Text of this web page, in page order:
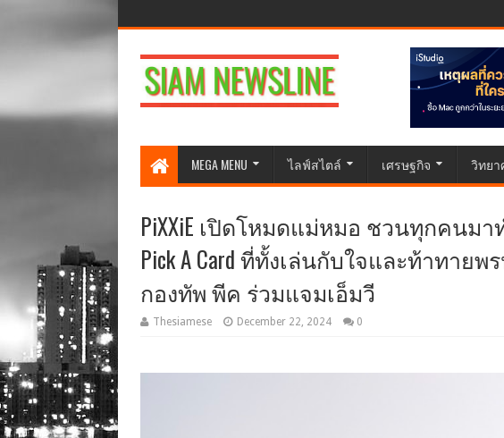
MEGA MENU ไลฟ์สไตล์ เศรษฐกิจ วิทยา
PiXXiE เปิดโหมดแม่หมอ ชวนทุกคนม
Pick A Card ที่ทั้งเล่นกับใจและท้าทาย
กองทัพ พีค ร่วมแจมเอ็มวี
Thesiamese December 22, 2024 0